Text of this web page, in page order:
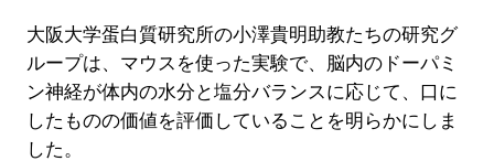
大阪大学蛋白質研究所の小澤貴明助教たちの研究グ
ループは、マウスを使った実験で、脳内のドーパミ
ン神経が体内の水分と塩分バランスに応じて、口に
したものの価値を評価していることを明らかにしま
した。